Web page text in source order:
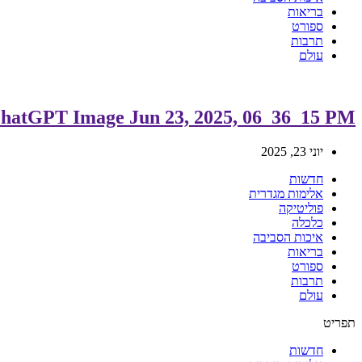
בריאות
ספורט
תרבות
עולם
Image Jun 23, 2025, 06_36_15 PM
יוני 23, 2025
חדשות
אלימות מגדרית
פוליטיקה
כלכלה
איכות הסביבה
בריאות
ספורט
תרבות
עולם
תפריט
חדשות